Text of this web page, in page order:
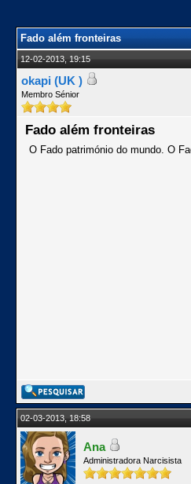
Fado além fronteiras
12-02-2013, 19:15
okapi (UK )
Membro Sénior
Fado além fronteiras
O Fado património do mundo. O
02-03-2013, 18:58
Ana
Administradora Narcisista